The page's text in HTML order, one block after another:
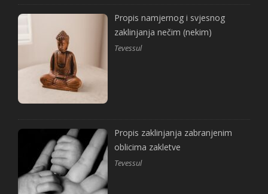
Propis namjernog i svjesnog
zaklinjanja nečim (nekim)
Tevessul
Propis zaklinjanja zabranjenim
oblicima zakletve
Tevessul